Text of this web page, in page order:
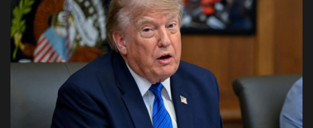
Թուրքիան, Սաուդյան Արաբիան և
Պակիստանը ստորագրել են եռակողմ
պաշտպանական պայմանագիր
07 Օգոստոս, 2026 17:57
Ի՞նչ ուղերձ էր ոտքի չկանգնելը.